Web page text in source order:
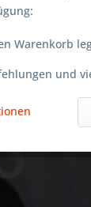
Warenkorb
und